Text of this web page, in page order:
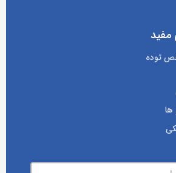
مفید
توده
ها